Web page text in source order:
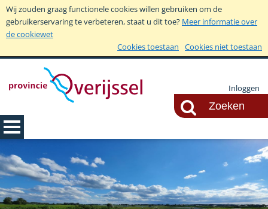
Wij zouden graag functionele cookies willen gebruiken om de
gebruikerservaring te verbeteren, staat u dit toe? Meer informatie over
de cookiewet
Cookies toestaan
Cookies niet toestaan
Inloggen